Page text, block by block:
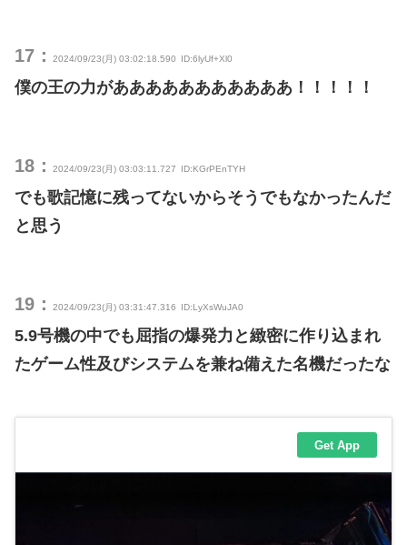
17： 2024/09/23(月) 03:02:18.590 ID:6lyUf+Xl0
僕の王の力があああああああああああ！！！！！
18： 2024/09/23(月) 03:03:11.727 ID:KGrPEnTYH
でも歌記憶に残ってないからそうでもなかったんだ
と思う
19： 2024/09/23(月) 03:31:47.316 ID:LyXsWuJA0
5.9号機の中でも屈指の爆発力と緻密に作り込まれ
たゲーム性及びシステムを兼ね備えた名機だったな